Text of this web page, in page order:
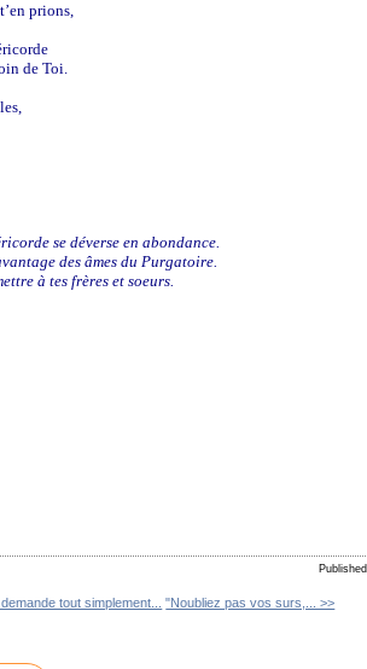
prions,
de Toi.
se déverse en abondance.
des âmes du Purgatoire.
à tes frères et soeurs.
tout simplement... "Noubliez pas vos surs,... >>